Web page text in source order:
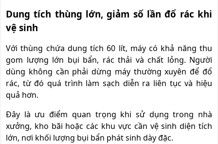
Dung tích thùng lớn, giảm số lần đổ rác khi
vệ sinh
Với thùng chứa dung tích 60 lít, máy có khả năng thu
gom lượng lớn bụi bẩn, rác thải và chất lỏng. Người
dùng không cần phải dừng máy thường xuyên để đổ
rác, từ đó quá trình làm sạch diễn ra liên tục và hiệu
quả hơn.
Đây là ưu điểm quan trọng khi sử dụng trong nhà
xưởng, kho bãi hoặc các khu vực cần vệ sinh diện tích
lớn, nơi khối lượng bụi bẩn phát sinh dày đặc.